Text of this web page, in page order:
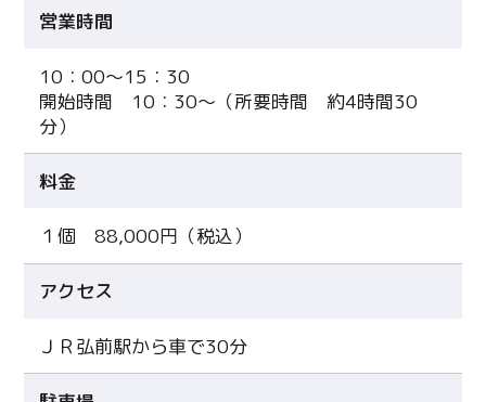
営業時間
10：00～15：30
開始時間 10：30～（所要時間 約4時間30
分）
料金
１個 88,000円（税込）
アクセス
ＪＲ弘前駅から車で30分
Facebook
Line